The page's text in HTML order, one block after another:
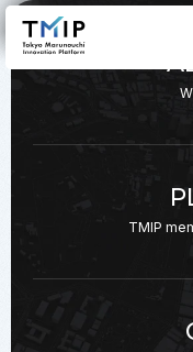
TMIP